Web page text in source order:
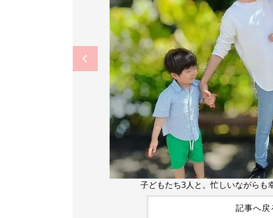
子どもたち3人と。忙しいながらも
記事へ戻